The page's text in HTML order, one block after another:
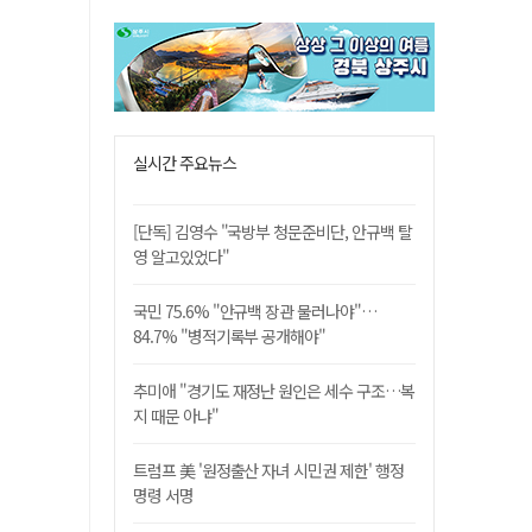
실시간 주요뉴스
[단독] 김영수 "국방부 청문준비단, 안규백 탈
영 알고있었다"
국민 75.6% "안규백 장관 물러나야"…
84.7% "병적기록부 공개해야"
추미애 "경기도 재정난 원인은 세수 구조…복
지 때문 아냐"
트럼프 美 '원정출산 자녀 시민권 제한' 행정
명령 서명